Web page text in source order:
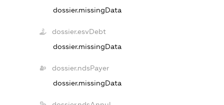
dossier.missingData
dossier.esvDebt
dossier.missingData
dossier.ndsPayer
dossier.missingData